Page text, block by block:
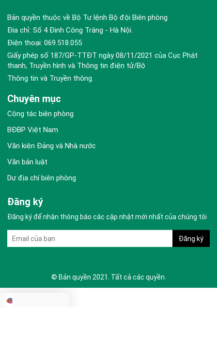
Bản quyền thuộc về Bộ Tư lệnh Bộ đội Biên phòng
Địa chỉ: Số 4 Đinh Công Tráng - Hà Nội.
Điện thoại: 069.518.055
Giấy phép số 187/GP-TTĐT ngày 08/11/2021 của Cục Phát
thanh, Truyền hình và Thông tin điện tử/Bộ
Thông tin và Truyền thông.
Chuyên mục
Công tác biên phòng
BĐBP Việt Nam
Văn kiện Đảng và Nhà nước
Văn bản luật
Dư địa chí biên phòng
Đăng ký
Đăng ký để nhận thông báo các cập nhật mới nhất của chúng tôi
© Bản quyền 2021. Tất cả các quyền.